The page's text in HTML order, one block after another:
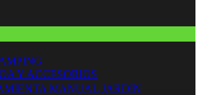
Y ACCESORIOS
MANUAL JARDIN